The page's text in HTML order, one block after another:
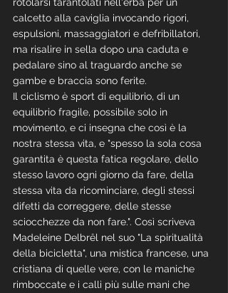
calcetto alla caviglia invocando rigori,
espulsioni, massaggiatori e defribillatori,
ma risalire in sella dopo una caduta e
pedalare sino al traguardo anche se
gambe e braccia sono ferite.
Il ciclismo è sport di equilibrio, di un
equilibrio fragile, possibile solo in
movimento, e ci insegna che così è la
nostra stessa vita, e "spesso la sola cosa
garantita è questa fatica regolare, dello
stesso lavoro ogni giorno da fare, della
stessa vita da ricominciare, degli stessi
difetti da correggere, delle stesse
sciocchezze da non fare.". Così scriveva
Madeleine Delbrêl nel suo "La spiritualità
della bicicletta", una mistica francese, una
cristiana di quelle vere, con le maniche
rimboccate e i calli più sulle mani che